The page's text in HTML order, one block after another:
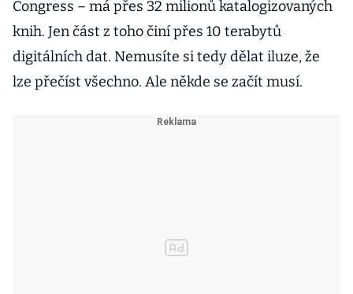
Congress – má přes 32 milionů katalogizovaných
knih. Jen část z toho činí přes 10 terabytů
digitálních dat. Nemusíte si tedy dělat iluze, že
lze přečíst všechno. Ale někde se začít musí.